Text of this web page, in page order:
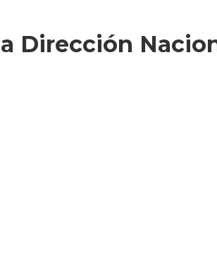
Dirección